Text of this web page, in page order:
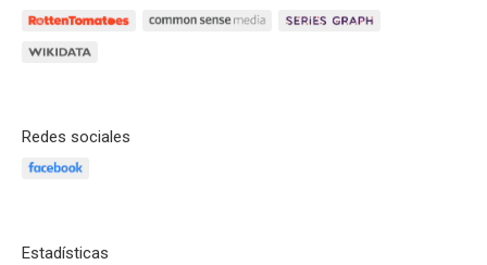
Redes sociales
Estadísticas